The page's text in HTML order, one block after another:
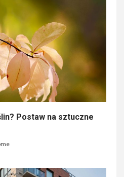
Postaw na sztuczne